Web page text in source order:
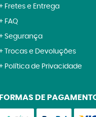
Fretes e Entrega
FAQ
Segurança
Trocas e Devoluções
Política de Privacidade
FORMAS DE